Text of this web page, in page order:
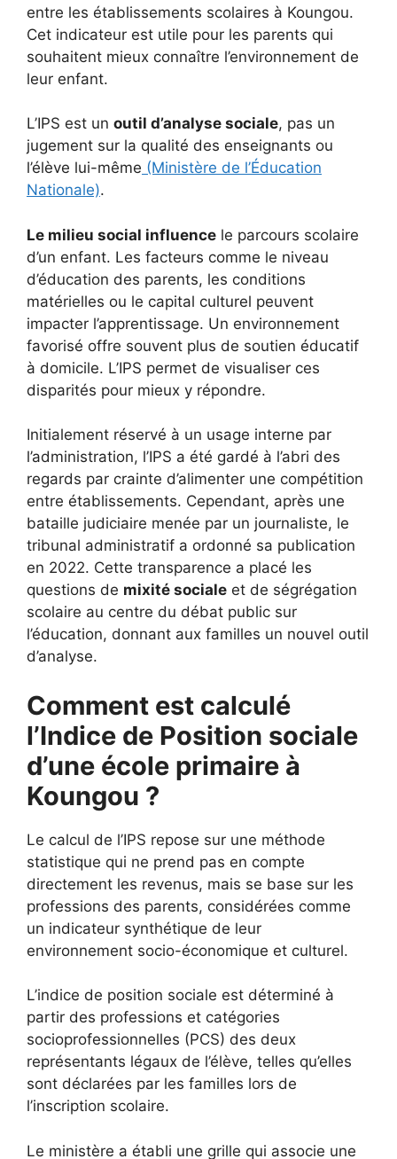
entre les établissements scolaires à Koungou.
Cet indicateur est utile pour les parents qui
souhaitent mieux connaître l’environnement de
leur enfant.
L’IPS est un outil d’analyse sociale, pas un
jugement sur la qualité des enseignants ou
l’élève lui-même (Ministère de l’Éducation
Nationale).
Le milieu social influence le parcours scolaire
d’un enfant. Les facteurs comme le niveau
d’éducation des parents, les conditions
matérielles ou le capital culturel peuvent
impacter l’apprentissage. Un environnement
favorisé offre souvent plus de soutien éducatif
à domicile. L’IPS permet de visualiser ces
disparités pour mieux y répondre.
Initialement réservé à un usage interne par
l’administration, l’IPS a été gardé à l’abri des
regards par crainte d’alimenter une compétition
entre établissements. Cependant, après une
bataille judiciaire menée par un journaliste, le
tribunal administratif a ordonné sa publication
en 2022. Cette transparence a placé les
questions de mixité sociale et de ségrégation
scolaire au centre du débat public sur
l’éducation, donnant aux familles un nouvel outil
d’analyse.
Comment est calculé
l’Indice de Position sociale
d’une école primaire à
Koungou ?
Le calcul de l’IPS repose sur une méthode
statistique qui ne prend pas en compte
directement les revenus, mais se base sur les
professions des parents, considérées comme
un indicateur synthétique de leur
environnement socio-économique et culturel.
L’indice de position sociale est déterminé à
partir des professions et catégories
socioprofessionnelles (PCS) des deux
représentants légaux de l’élève, telles qu’elles
sont déclarées par les familles lors de
l’inscription scolaire.
Le ministère a établi une grille qui associe une